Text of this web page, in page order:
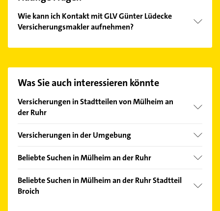
Wie kann ich Kontakt mit GLV Günter Lüdecke
Versicherungsmakler aufnehmen?
Hier finden Sie alleKontaktdaten
Was Sie auch interessieren könnte
Versicherungen in Stadtteilen von Mülheim an
der Ruhr
Dümpten
Heißen
Mitte
Versicherungen in der Umgebung
Oberhausen Rheinland
Essen
Bottrop
Beliebte Suchen in Mülheim an der Ruhr
Ärztehaus
Hausarzt
Beliebte Suchen in Mülheim an der Ruhr Stadtteil
Broich